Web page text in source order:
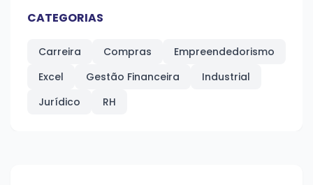
CATEGORIAS
Carreira Compras
Empreendedorismo
Excel
Gestão Financeira
Industrial
Jurídico
RH